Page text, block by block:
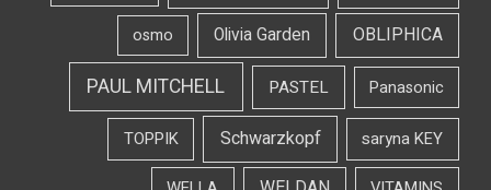
OBLIPHICA
Olivia Garden
osmo
Panasonic
PASTEL
PAUL MITCHELL
saryna KEY
Schwarzkopf
TOPPIK